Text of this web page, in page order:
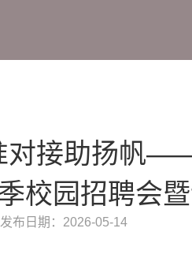
对接助扬帆
校园招聘会
发布日期：2026-05-14